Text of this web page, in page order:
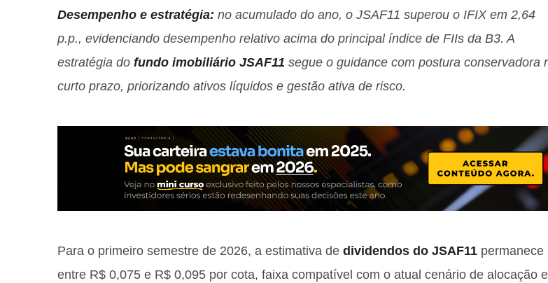
Desempenho e estratégia: no acumulado do ano, o JSAF11 superou o IFIX em 2,64
p.p., evidenciando desempenho relativo acima do principal índice de FIIs da B3. A
estratégia do fundo imobiliário JSAF11 segue o guidance com postura conservadora
curto prazo, priorizando ativos líquidos e gestão ativa de risco.
Para o primeiro semestre de 2026, a estimativa de dividendos do JSAF11 permanece
entre R$ 0,075 e R$ 0,095 por cota, faixa compatível com o atual cenário de alocação e